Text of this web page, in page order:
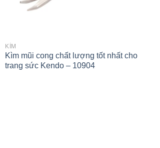
KÌM
Kìm mũi cong chất lượng tốt nhất cho
trang sức Kendo – 10904